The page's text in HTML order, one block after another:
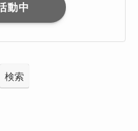
動中
検索